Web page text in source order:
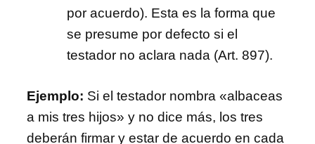
por acuerdo). Esta es la forma que
se presume por defecto si el
testador no aclara nada (Art. 897).
Ejemplo: Si el testador nombra «albaceas
a mis tres hijos» y no dice más, los tres
deberán firmar y estar de acuerdo en cada